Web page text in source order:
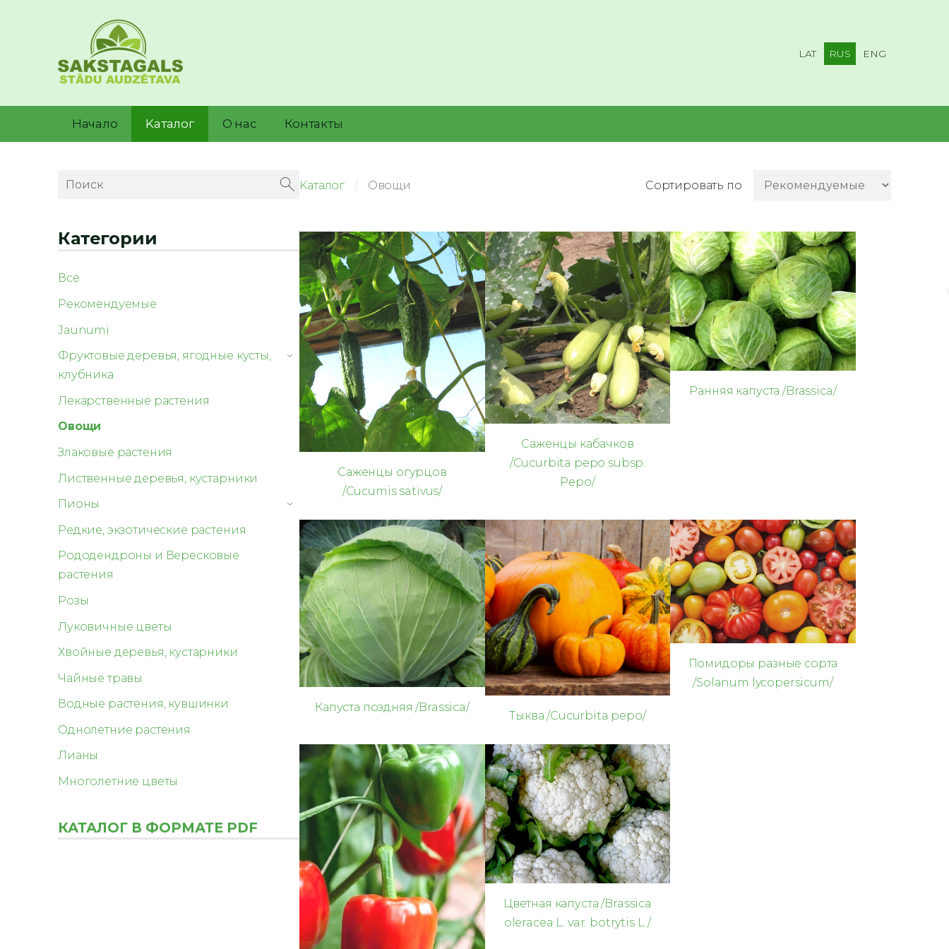
LAT RUS ENG
Начало Kаталог О нас Контакты
Категории
Все
Рекомендуемые
Jaunumi
Фруктовые деревья, ягодные кусты,
клубника
›
Лекарственные растения
Овощи
Злаковые растения
Лиственные деревья, кустарники
Пионы
›
Редкие, экзотические растения
Рододендроны и Вересковые
растения
Розы
Луковичные цветы
Хвойные деревья, кустарники
Чайные травы
Водные растения, кувшинки
Однолетние растения
Лианы
Многолетние цветы
КАТАЛОГ В ФОРМАТЕ PDF
Kаталог Овощи Сортировать по
Саженцы огурцов
/Cucumis sativus/
Саженцы кабачков
/Cucurbita pepo subsp.
Pepo/
Ранняя капуста /Brassica/
Капуста поздняя /Brassica/
Тыква /Cucurbita pepo/
Помидоры разные сорта
/Solanum lycopersicum/
Цветная капуста /Brassica
oleracea L. var. botrytis L./